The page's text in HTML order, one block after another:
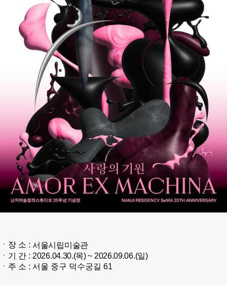
ㆍ장 소 : 서울시립미술관
ㆍ기 간 : 2026.04.30.(목) ~ 2026.09.06.(일)
ㆍ주 소 : 서울 중구 덕수궁길 61